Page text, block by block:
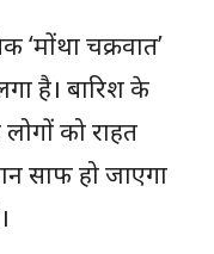
चक्रवात’
है। बारिश के
को राहत
साफ हो जाएगा